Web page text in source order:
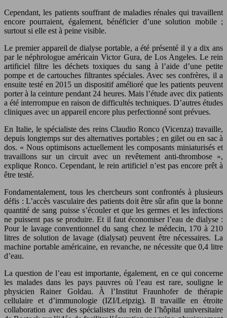
Cependant, les patients souffrant de maladies rénales qui travaillent
encore pourraient, également, bénéficier d’une solution mobile ;
surtout si elle est à peine visible.
Le premier appareil de dialyse portable, a été présenté il y a dix ans
par le néphrologue américain Victor Gura, de Los Angeles. Le rein
artificiel filtre les déchets toxiques du sang à l’aide d’une petite
pompe et de cartouches filtrantes spéciales. Avec ses confrères, il a
ensuite testé en 2015 un dispositif amélioré que les patients peuvent
porter à la ceinture pendant 24 heures. Mais l’étude avec dix patients
a été interrompue en raison de difficultés techniques. D’autres études
cliniques avec un appareil encore plus perfectionné sont prévues.
En Italie, le spécialiste des reins Claudio Ronco (Vicenza) travaille,
depuis longtemps sur des alternatives portables ; en gilet ou en sac à
dos. « Nous optimisons actuellement les composants miniaturisés et
travaillons sur un circuit avec un revêtement anti-thrombose »,
explique Ronco. Cependant, le rein artificiel n’est pas encore prêt à
être testé.
Fondamentalement, tous les chercheurs sont confrontés à plusieurs
défis : L’accès vasculaire des patients doit être sûr afin que la bonne
quantité de sang puisse s’écouler et que les germes et les infections
ne puissent pas se produire. Et il faut économiser l’eau de dialyse :
Pour le lavage conventionnel du sang chez le médecin, 170 à 210
litres de solution de lavage (dialysat) peuvent être nécessaires. La
machine portable américaine, en revanche, ne nécessite que 0,4 litre
d’eau.
La question de l’eau est importante, également, en ce qui concerne
les malades dans les pays pauvres où l’eau est rare, souligne le
physicien Rainer Goldau. À l’Institut Fraunhofer de thérapie
cellulaire et d’immunologie (IZI/Leipzig). Il travaille en étroite
collaboration avec des spécialistes du rein de l’hôpital universitaire